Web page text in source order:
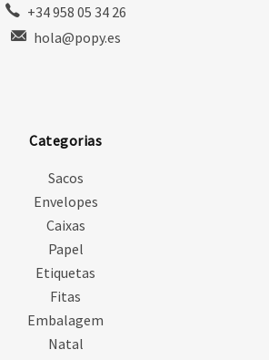
+34 958 05 34 26
hola@popy.es
Categorias
Sacos
Envelopes
Caixas
Papel
Etiquetas
Fitas
Embalagem
Natal